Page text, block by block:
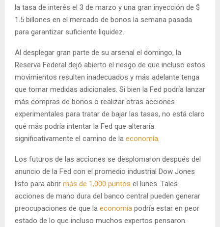
la tasa de interés el 3 de marzo y una gran inyección de $
1.5 billones en el mercado de bonos la semana pasada
para garantizar suficiente liquidez.
Al desplegar gran parte de su arsenal el domingo, la
Reserva Federal dejó abierto el riesgo de que incluso estos
movimientos resulten inadecuados y más adelante tenga
que tomar medidas adicionales. Si bien la Fed podría lanzar
más compras de bonos o realizar otras acciones
experimentales para tratar de bajar las tasas, no está claro
qué más podría intentar la Fed que alteraría
significativamente el camino de la economía.
Los futuros de las acciones se desplomaron después del
anuncio de la Fed con el promedio industrial Dow Jones
listo para abrir más de 1,000 puntos el lunes. Tales
acciones de mano dura del banco central pueden generar
preocupaciones de que la economía podría estar en peor
estado de lo que incluso muchos expertos pensaron.